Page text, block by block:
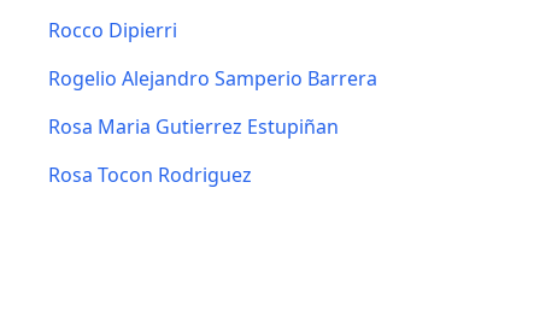
Rocco Dipierri
Rogelio Alejandro Samperio Barrera
Rosa Maria Gutierrez Estupiñan
Rosa Tocon Rodriguez